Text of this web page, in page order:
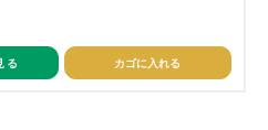
る カゴに入れる